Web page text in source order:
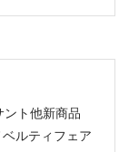
ト他新商品
ルティフェア